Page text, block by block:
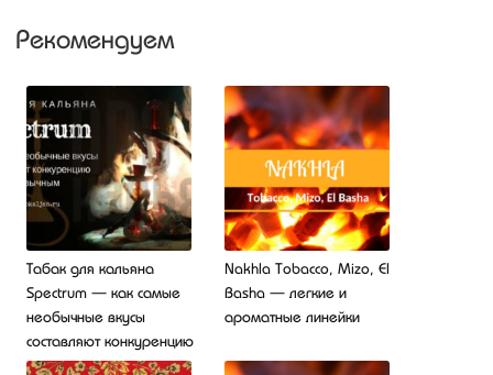
Рекомендуем
Табак для кальяна
Spectrum — как самые
необычные вкусы
составляют конкуренцию
привычным
Nakhla Tobacco, Mizo, El
Basha — легкие и
ароматные линейки